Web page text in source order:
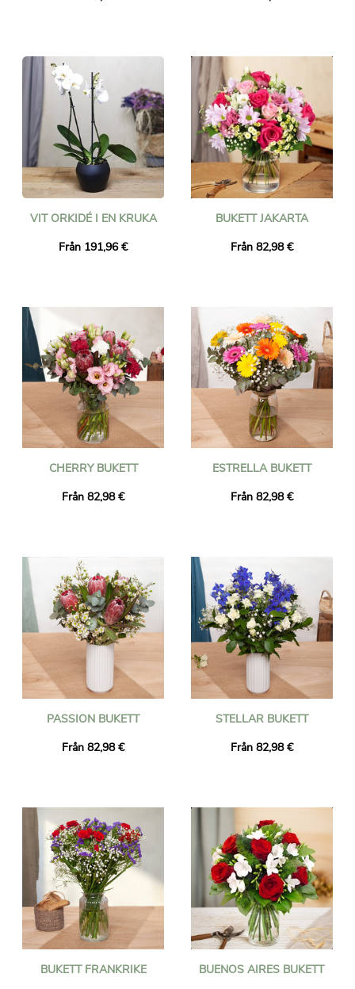
VIT ORKIDÉ I EN KRUKA
Från 191,96 €
BUKETT JAKARTA
Från 82,98 €
CHERRY BUKETT
Från 82,98 €
ESTRELLA BUKETT
Från 82,98 €
PASSION BUKETT
Från 82,98 €
STELLAR BUKETT
Från 82,98 €
BUKETT FRANKRIKE
BUENOS AIRES BUKETT